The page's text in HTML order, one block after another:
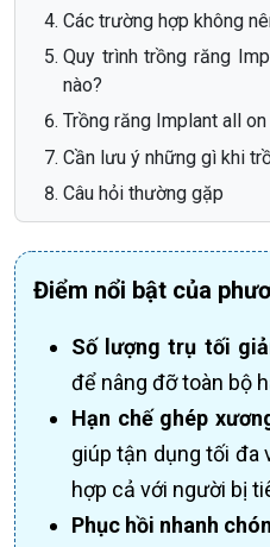
Các trường hợp không
Quy trình trồng răng
nào?
Trồng răng Implant all
Cần lưu ý những gì khi
Câu hỏi thường gặp
Điểm nổi bật của
Số lượng trụ tối
để nâng đỡ toàn bộ
Hạn chế ghép
giúp tận dụng tối đa
hợp cả với người bị
Phục hồi nhanh